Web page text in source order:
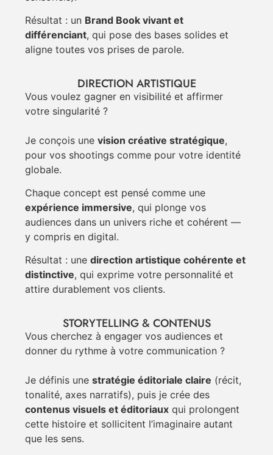
Résultat : un Brand Book vivant et
différenciant, qui pose des bases solides et
aligne toutes vos prises de parole.
DIRECTION ARTISTIQUE
Vous voulez gagner en visibilité et affirmer
votre singularité ?
Je conçois unevision créative stratégique,
pour vos shootings comme pour votre identité
globale.
Chaque concept est pensé comme une
expérience immersive, qui plonge vos
audiences dans un univers riche et cohérent —
y compris en digital.
Résultat : unedirection artistique cohérente et
distinctive, qui exprime votre personnalité et
attire durablement vos clients.
STORYTELLING & CONTENUS
Vous cherchez à engager vos audiences et
donner du rythme à votre communication ?
Je définis unestratégie éditoriale claire (récit,
tonalité, axes narratifs), puis je crée des
contenus visuels et éditoriaux qui prolongent
cette histoire et sollicitent l’imaginaire autant
que les sens.